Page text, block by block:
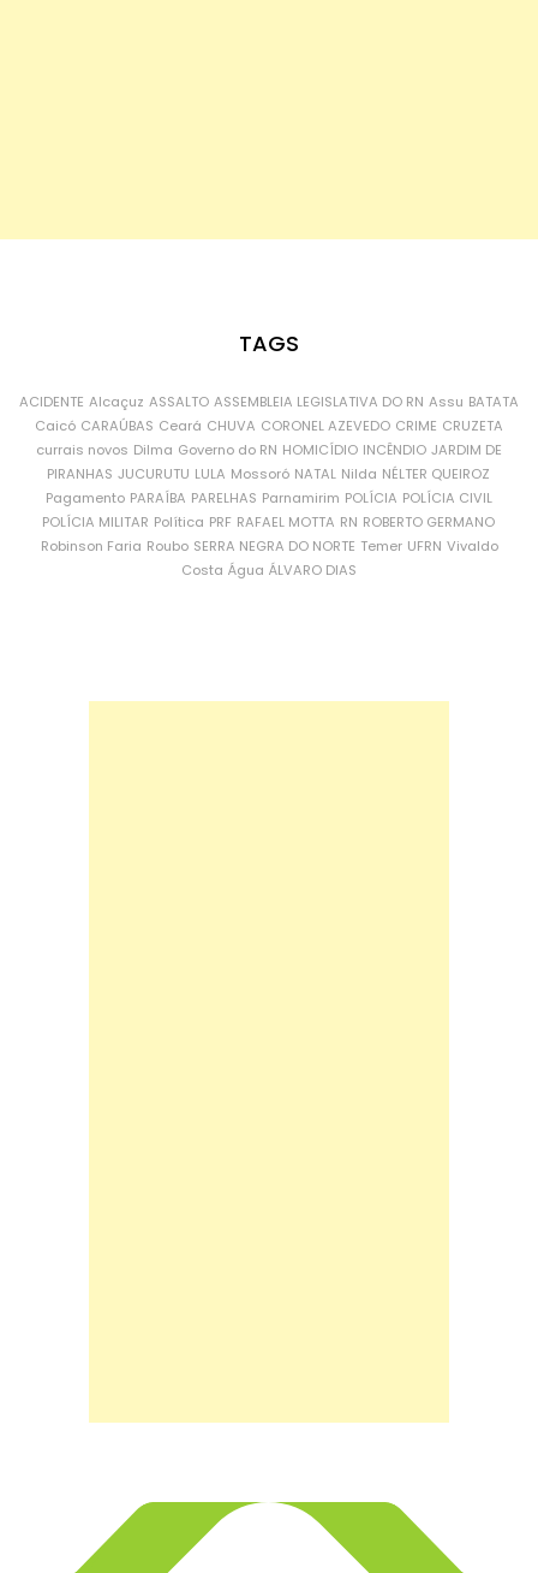
TAGS
ACIDENTE Alcaçuz ASSALTO ASSEMBLEIA LEGISLATIVA DO RN Assu BATATA
Caicó CARAÚBAS Ceará CHUVA CORONEL AZEVEDO CRIME CRUZETA
currais novos Dilma Governo do RN HOMICÍDIO INCÊNDIO JARDIM DE
PIRANHAS JUCURUTU LULA Mossoró NATAL Nilda NÉLTER QUEIROZ
Pagamento PARAÍBA PARELHAS Parnamirim POLÍCIA POLÍCIA CIVIL
POLÍCIA MILITAR Política PRF RAFAEL MOTTA RN ROBERTO GERMANO
Robinson Faria Roubo SERRA NEGRA DO NORTE Temer UFRN Vivaldo
Costa Água ÁLVARO DIAS